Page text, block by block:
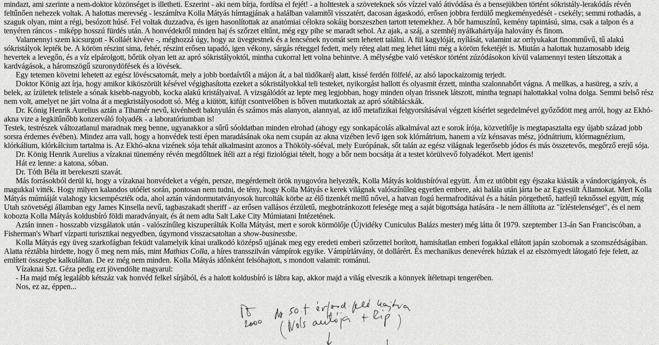
mindazt, ami szerinte a nem-doktor közönséget is illetheti. Eszerint - aki nem bírja, fordítsa el fejét! - a holttestek a szöveteknek sós vízzel való átivódása és a bensejükben történt sókristály-lerakódás révén
feltűnően nehezek voltak. A halottas merevség - leszámítva Kolla Mátyás hímtagjának a halálban valamitől visszatért, dacosan ágaskodó, erősen jobbra ferdülő megkeményedését - csekély; semmi rothadás, a
szaguk olyan, mint a régi, besózott húsé. Fel voltak duzzadva, és igen hasonlítottak az anatómiai célokra sokáig borszeszben tartott tetemekhez. A bőr hamuszínű, kemény tapintású, sima, csak a talpon és a
tenyéren ráncos - miképp hosszú fürdés után. A honvédekről minden haj és szőrzet eltűnt, még egy pihe se maradt sehol. Az ajak, a száj, a szemhéj nyálkahártyája halovány és finom.
Valamennyi szem kicsurgott - Kolláét kivéve -, méghozzá úgy, hogy az üvegtestnek és a lencsének nyomát sem lehetett találni. A fül kagylóját, nyílását, valamint az orrlyukakat finomművű, tű alakú
sókristályok lepték be. A köröm részint sima, fehér, részint erősen tapadó, igen vékony, sárgás réteggel fedett, mely réteg alatt meg lehet látni még a köröm feketéjét is. Miután a halottak huzamosabb ideig
hevertek a levegőn, és a víz elpárolgott, bőrük olyan lett az apró sókristályoktól, mintha cukorral lett volna behintve. A mélységbe való vetéskor történt zúzódásokon kívül valamennyi testen látszottak a
kardvágások, a háromszögű szuronydöfések és a lövések.
Egy tetemen követni lehetett az egész lövéscsatornát, mely a jobb bordaívtől a májon át, a bal tüdőkaréj alatt, kissé ferdén fölfelé, az alsó lapockaizomig terjedt.
Doktor König azt írja, hogy amikor kiköszörült késével végighasította ezeket a sókristályokkal teli testeket, nyikorgást hallott és olyasmit érzett, mintha szalonnabőrt vágna. A mellkas, a hasüreg, a szív, a
belek, az ízületek telistele a sónak kisebb-nagyobb, kocka alakú kristályaival. A vizsgálódót az lepte meg legjobban, hogy minden olyan frissnek látszott, mintha tegnapi halottakkal volna dolga. Semmi belső rész
nem volt, amelyet ne járt volna át a megkristályosodott só. Még a kiütött, kifújt csontvelőben is bőven mutatkoztak az apró sótáblácskák.
Dr. König Henrik Aurelius aztán a Tihamér nevű, kivénhedt baknyulán és számos más alanyon, alannyal, az idő metafizikai felgyorsításával végzett kísérlet segedelmével győződött meg arról, hogy az Ekhó-
akna vize a legkitűnőbb konzerváló folyadék - a laboratóriumban is!
Testek, testrészek változatlanul maradnak meg benne, ugyanakkor a sűrű sóoldatban minden elrohad (ahogy egy sonkapácolás alkalmával azt e sorok írója, közvetítője is megtapasztalta egy újabb század jobb
sorsra érdemes évében). Mindez arra vall, hogy a honvédek testi épen maradásának oka nem csupán az akna vizében levő igen sok klórnátrium, hanem a víz kénsavas mész, jódnátrium, klórmagnézium,
klórkálium, klórkálcium tartalma is. Az Ekhó-akna vizének sója tehát alkalmasint azonos a Thököly-sóéval, mely Európának, sőt talán az egész világnak legerősebb jódos és más összetevős, megőrző erejű sója.
Dr. König Henrik Aurelius a vízaknai tünemény révén megdőltnek ítéli azt a régi fiziológiai tételt, hogy a bőr nem bocsátja át a testet körülvevő folyadékot. Mert igenis!
Hát ez lenne: a katona, sóban.
Dr. Tóth Béla itt berekeszti szavát.
Más forrásokból derül ki, hogy a vízaknai honvédeket a végén, persze, megérdemelt örök nyugovóra helyezték, Kolla Mátyás koldusbíróval együtt. Ám ez utóbbit egy éjszaka kiásták a vándorcigányok, és
magukkal vitték. Hogy milyen kalandos utóélet során, pontosan nem tudni, de tény, hogy Kolla Mátyás e kerek világnak valószínűleg egyetlen embere, aki halála után járta be az Egyesült Államokat. Mert Kolla
Mátyás múmiáját valahogy kicsempészték oda, ahol aztán vándormutatványosok hurcolták körbe az élő tizenkét mellű nővel, a hatvan fogú hermafroditával és a hátán pörgethető, hatfejű teknőssel együtt, míg
Utah szövetségi államban egy James Kinsella nevű, tagbaszakadt sheriff - az erősen vallásos érzületű, megbotránkozott felesége meg a saját bigottsága hatására - le nem állította az "ízléstelenséget", és el nem
kobozta Kolla Mátyás koldusbíró földi maradványait, és át nem adta Salt Lake City Múmiatani Intézetének.
Aztán innen - hosszabb vizsgálatok után - valószínűleg kiszuperálták Kolla Mátyást, mert e sorok körmölője (Újvidéky Cuniculus Balázs mester) még látta őt 1979. szeptember 13-án San Franciscóban, a
Fisherman's Wharf vízparti turisztikai negyedben, úgymond visszacsatoltan ashow-businessbe.
Kolla Mátyás egy üveg szarkofágban feküdt valamelyik kínai uralkodó középső ujjának meg egy eredeti emberi szőrzettel borított, hamisítatlan emberi fogakkal ellátott japán szobornak a szomszédságában.
Alatta réztábla hirdette, hogy ő meg nem más, mintMathias Colla, a híres transszilván vámpírok egyike. Vámpírlátvány, öt dollárért. És mechanikus denevérek húztak el az elszörnyedt látogató feje felett, az
említett összegbe kalkuláltan. De ez még nem minden. Kolla Mátyás időnként felsóhajtott, s mondott valamit: románul.
Vízaknai Szt. Géza pedig ezt jövendölte magyarul:
- Ha majd még legalább kétszáz vak honvéd felkel sírjából, és a halott koldusbíró is lábra kap, akkor majd a világ elveszik a könnyek ítéletnapi tengerében.
Nos, ez az, éppen...